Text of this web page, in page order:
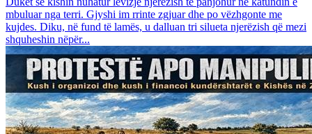
mbuluar nga terri. Gjyshi im rrinte zgjuar dhe po vëzhgonte me
kujdes. Diku, në fund të lamës, u dalluan tri silueta njerëzish që mezi
shquheshin nëpër...